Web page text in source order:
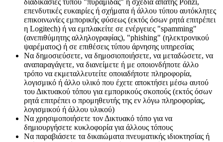
επενδυτικές ευκαιρίες ή σχήματα ή άλλου τύπου αυτόκλητες
επικοινωνίες εμπορικής φύσεως (εκτός όσων ρητά επιτρέπει
η Logitech) ή να εμπλακείτε σε ενέργειες "spamming"
(ανεπιθύμητης αλληλογραφίας), "phishing" (ηλεκτρονικού
ψαρέματος) ή σε επιθέσεις τύπου άρνησης υπηρεσίας
Να δημοσιεύσετε, να δημοσιοποιήσετε, να μεταδώσετε, να
αναπαραγάγετε, να διανείμετε ή με οποιονδήποτε άλλο
τρόπο να εκμεταλλευτείτε οποιαδήποτε πληροφορία,
λογισμικό ή άλλο υλικό που έχετε αποκτήσει μέσω αυτού
του Δικτυακού τόπου για εμπορικούς σκοπούς (εκτός όσων
ρητά επιτρέπει ο προμηθευτής της εν λόγω πληροφορίας,
λογισμικού ή άλλου υλικού)
Να χρησιμοποιήσετε τον Δικτυακό τόπο για να
δημιουργήσετε κυκλοφορία για άλλους τόπους
Να παραβιάσετε τα δικαιώματα πνευματικής ιδιοκτησίας ή